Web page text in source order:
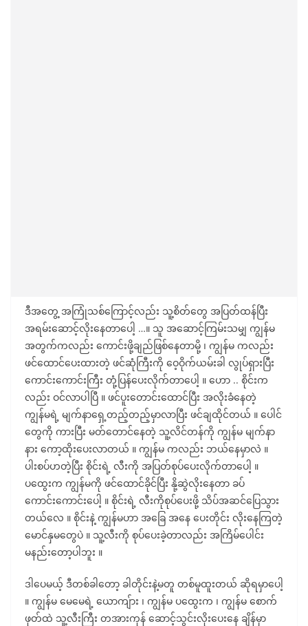
ဒီအတွေ့ အကြုံသစ်ကြောင့်လည်း သူ့စိတ်တွေ အပြတ်ထန်ပြီး
အရမ်းဆောင့်လိုးနေတာပေါ့ …။ သူ အဆောင့်ကြမ်းသမျှ ကျွန်မ
အတွက်ကလည်း ကောင်းဖို့ချည်ဖြစ်နေတာမို့ ၊ ကျွန်မ ကလည်း
ဖင်ထောင်ပေးထားတဲ့ ဖင်ဆုံကြီးကို ဝေ့ဝိုက်ယမ်းခါ လွုပ်ရှားပြီး
ကောင်းကောင်းကြီး တုံ့ပြန်ပေးလိုက်တာပေါ့ ။ ဟော .. စိုင်းက
လည်း ဝင်လာပါပြီ ။ ဖင်ပူးတောင်းထောင်ပြီး အလိုးခံနေတဲ့
ကျွန်မရဲ့ မျက်နာရှေ့တည့်တည့်မှာလာပြီး ဖင်ချထိုင်တယ် ။ ပေါင်
တွေကို ကားပြီး မတ်တောင်နေတဲ့ သူ့လိင်တန်ကို ကျွန်မ မျက်နာ
နား ကော့ထိုးပေးလာတယ် ။ ကျွန်မ ကလည်း ဘယ်နေမှာလဲ ။
ပါးစပ်ဟတဲ့ပြီး စိုင်းရဲ့ လီးကို အပြတ်စုပ်ပေးလိုက်တာပေါ့ ။
ပထွေးက ကျွန်မကို ဖင်ထောင်ခိုင်ပြီး နို့ဆွဲလိုးနေတာ ခပ်
ကောင်းကောင်းပေါ့ ။ စိုင်းရဲ့ လီးကိုစုပ်ပေးဖို့ သိပ်အဆင်ပြေသွား
တယ်လေ ။ စိုင်းနဲ့ ကျွန်မဟာ အခြေ အနေ ပေးတိုင်း လိုးနေကြတဲ့
မောင်နှမတွေပဲ ။ သူ့လီးကို စုပ်ပေးခဲ့တာလည်း အကြိမ်ပေါင်း
မနည်းတော့ပါဘူး ။
ဒါပေမယ့် ဒီတစ်ခါတော့ ခါတိုင်းနဲ့မတူ တစ်မူထူးတယ် ဆိုရမှာပေါ့
။ ကျွန်မ မေမေရဲ့ ယောကျ်ား ၊ ကျွန်မ ပထွေးက ၊ ကျွန်မ စောက်
ဖုတ်ထဲ သူ့လီးကြီး တအားကုန် ဆောင့်သွင်းလိုးပေးနေ ချိန်မှာ